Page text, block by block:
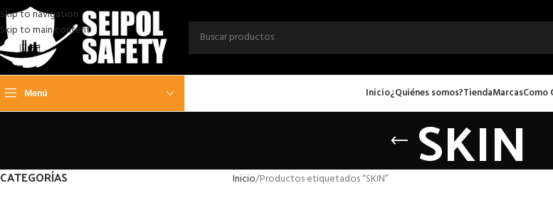
Skip to navigation
Skip to main content
Menú Inicio¿Quiénes somos?TiendaMarcasComo
SKIN
CATEGORÍAS Inicio Productos etiquetados “SKIN”